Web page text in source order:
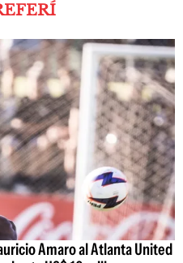
Amaro al Atlanta United